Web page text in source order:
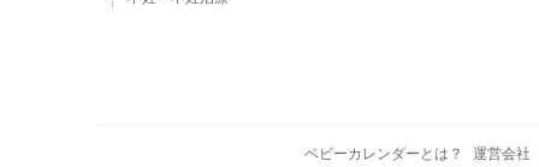
ベビーカレンダーとは？ 運営会社